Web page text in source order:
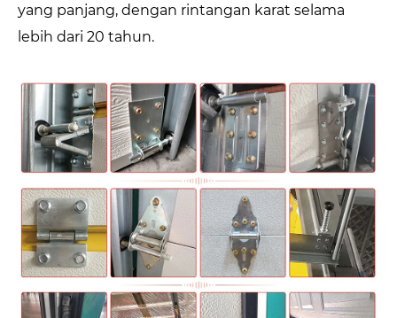
yang panjang, dengan rintangan karat selama
lebih dari 20 tahun.